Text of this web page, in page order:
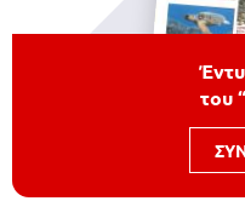
του